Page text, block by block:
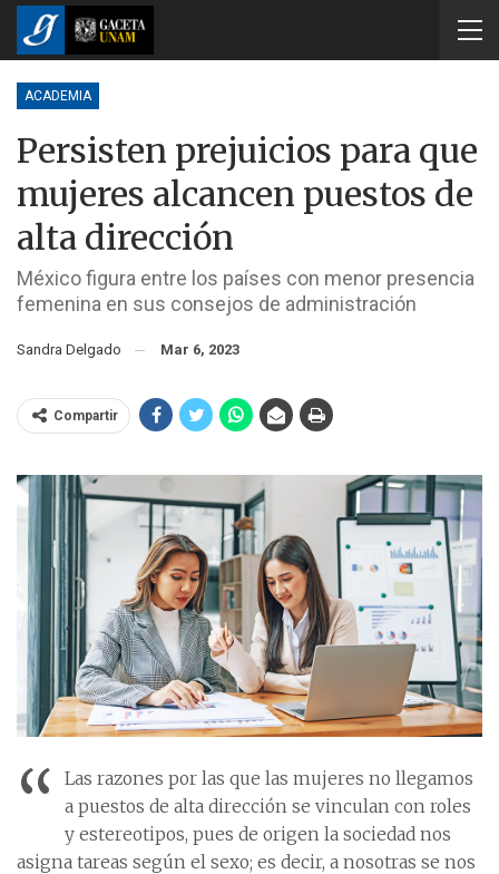
ACADEMIA
Persisten prejuicios para que
mujeres alcancen puestos de
alta dirección
México figura entre los países con menor presencia
femenina en sus consejos de administración
Sandra Delgado Mar 6, 2023
Compartir
“
Las razones por las que las mujeres no llegamos
a puestos de alta dirección se vinculan con roles
y estereotipos, pues de origen la sociedad nos
asigna tareas según el sexo; es decir, a nosotras se nos